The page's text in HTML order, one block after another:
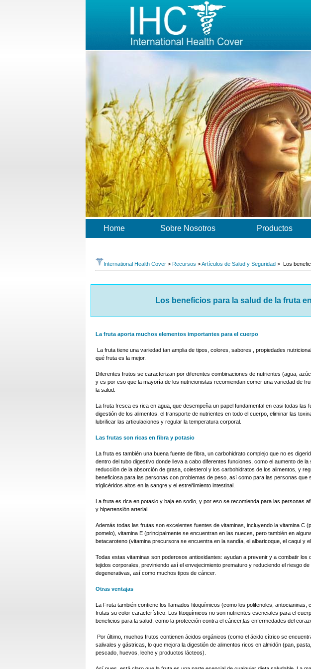
Home Sobre Nosotros Productos
International Health Cover > Recursos >Artículos de Salud y Seguridad > Los
Los beneficios para la salud de la fruta
La fruta aporta muchos elementos importantes para el cuerpo
La fruta tiene una variedad tan amplia de tipos, colores, sabores , propiedades
qué fruta es la mejor.
Diferentes frutos se caracterizan por diferentes combinaciones de nutrientes (agua,
y es por eso que la mayoría de los nutricionistas recomiendan comer una variedad de
la salud.
La fruta fresca es rica en agua, que desempeña un papel fundamental en casi todas las
digestión de los alimentos, el transporte de nutrientes en todo el cuerpo, eliminar las
lubrificar las articulaciones y regular la temperatura corporal.
Las frutas son ricas en fibra y potasio
La fruta es también una buena fuente de fibra, un carbohidrato complejo que no es
dentro del tubo digestivo donde lleva a cabo diferentes funciones, como el aumento de
reducción de la absorción de grasa, colesterol y los carbohidratos de los alimentos, y
beneficiosa para las personas con problemas de peso, así como para las personas que
triglicéridos altos en la sangre y el estreñimiento intestinal.
La fruta es rica en potasio y baja en sodio, y por eso se recomienda para las personas
y hipertensión arterial.
Además todas las frutas son excelentes fuentes de vitaminas, incluyendo la vitamina C
pomelo), vitamina E (principalmente se encuentran en las nueces, pero también en
betacaroteno (vitamina precursora se encuentra en la sandía, el albaricoque, el caqui y el
Todas estas vitaminas son poderosos antioxidantes: ayudan a prevenir y a combatir los
tejidos corporales, previniendo así el envejecimiento prematuro y reduciendo el riesgo
degenerativas, así como muchos tipos de cáncer.
Otras ventajas
La Fruta también contiene los llamados fitoquímicos (como los polifenoles, antocianinas,
frutas su color característico. Los fitoquímicos no son nutrientes esenciales para el
beneficios para la salud, como la protección contra el cáncer,las enfermedades del
Por último, muchos frutos contienen ácidos orgánicos (como el ácido cítrico se
salivales y gástricas, lo que mejora la digestión de alimentos ricos en almidón (pan,
pescado, huevos, leche y productos lácteos).